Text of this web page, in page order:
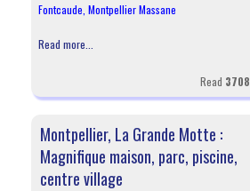
Fontcaude Montpellier Massane
Read more...
Read 3708
Montpellier, La Grande Motte :
Magnifique maison, parc, piscine,
centre village